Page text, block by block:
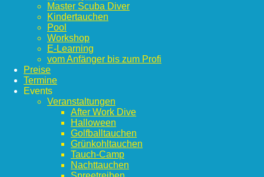
Master Scuba Diver
Kindertauchen
Pool
Workshop
E-Learning
vom Anfänger bis zum Profi
Preise
Termine
Events
Veranstaltungen
After Work Dive
Halloween
Golfballtauchen
Grünkohltauchen
Tauch-Camp
Nachttauchen